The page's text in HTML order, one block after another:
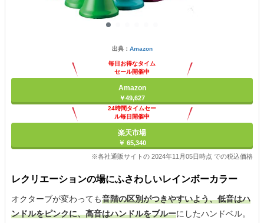
出典： Amazon
毎日お得なタイム
セール開催中
Amazon
￥49,627
24時間タイムセー
ル毎日開催中
楽天市場
￥ 65,340
※各社通販サイトの 2024年11月05日時点 での税込価格
レクリエーションの場にふさわしいレインボーカラー
オクターブが変わっても音階の区別がつきやすいよう、低音はハ
ンドルをピンクに、高音はハンドルをブルーにしたハンドベル。